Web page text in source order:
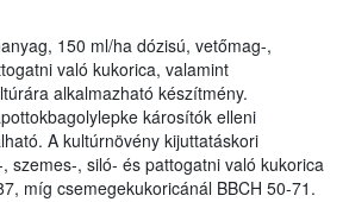
150 ml/ha dózisú, vetőmag-,
való kukorica, valamint
alkalmazható készítmény.
károsítók elleni
A kultúrnövény kijuttatáskori
szemes-, siló- és pattogatni való kukorica
míg csemegekukoricánál BBCH 50-71.